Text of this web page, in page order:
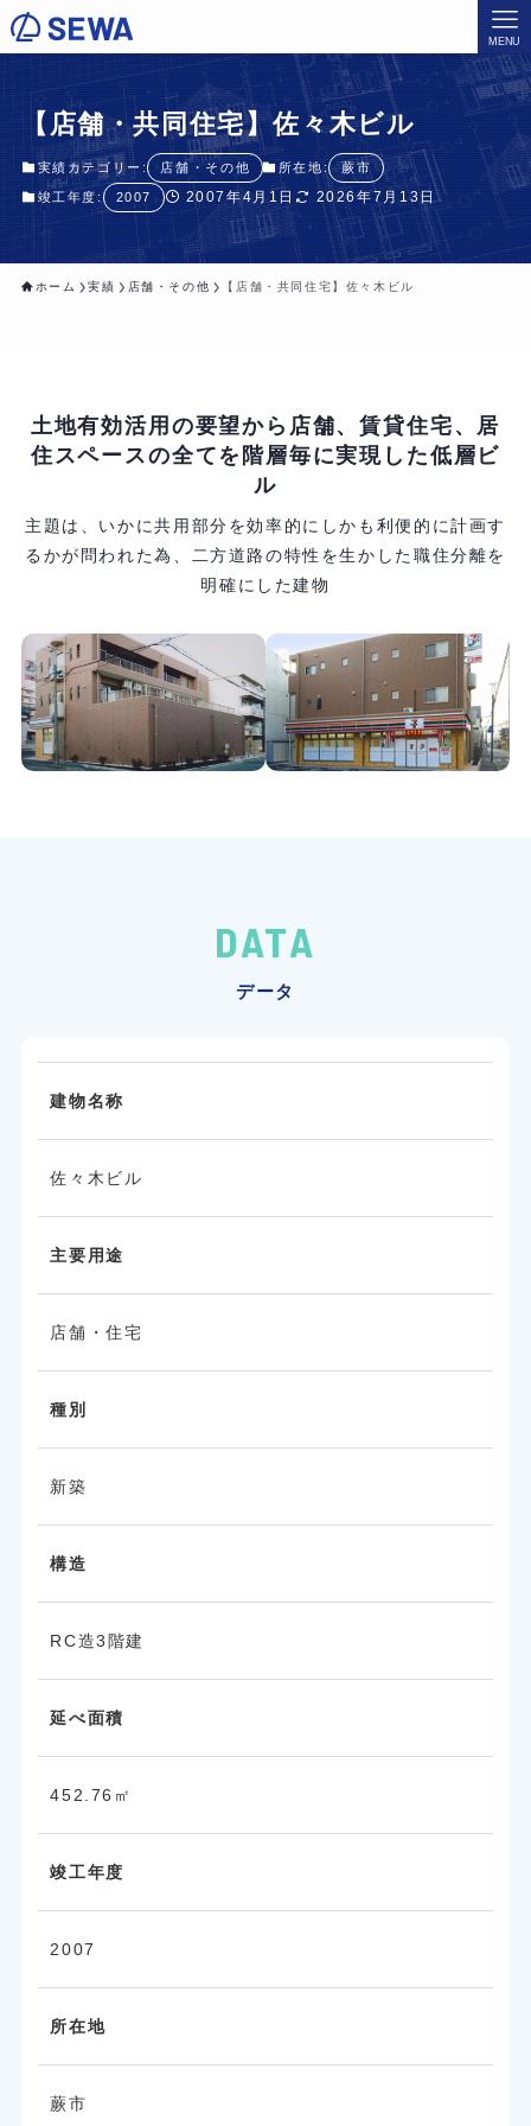
MENU
【店舗・共同住宅】佐々木ビル
実績カテゴリー: 店舗・その他 所在地: 蕨市
竣工年度: 2007 2007年4月1日 2026年7月13日
ホーム 実績 店舗・その他 【店舗・共同住宅】佐々木ビル
土地有効活用の要望から店舗、賃貸住宅、居
住スペースの全てを階層毎に実現した低層ビ
ル
主題は、いかに共用部分を効率的にしかも利便的に計画す
るかが問われた為、
二方道路の特性を生かした職住分離を
明確にした建物
DATA
データ
建物名称
佐々木ビル
主要用途
店舗・住宅
種別
新築
構造
RC造3階建
延べ面積
452.76㎡
竣工年度
2007
所在地
蕨市